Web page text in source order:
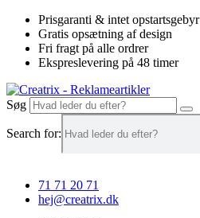
Videre
indhold
Prisgaranti & intet opstartsgebyr
Gratis opsætning af design
Fri fragt på alle ordrer
Ekspreslevering på 48 timer
Søg
Search for:
71 71 20 71
hej@creatrix.dk